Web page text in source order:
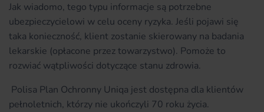
Jak wiadomo, tego typu informacje są potrzebne
ubezpieczycielowi w celu oceny ryzyka. Jeśli pojawi się
taka konieczność, klient zostanie skierowany na badania
lekarskie (opłacone przez towarzystwo). Pomoże to
rozwiać wątpliwości dotyczące stanu zdrowia.
Polisa Plan Ochronny Uniqa jest dostępna dla klientów
pełnoletnich, którzy nie ukończyli 70 roku życia.